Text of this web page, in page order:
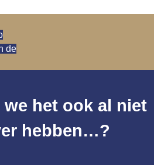
de
we het ook al niet
hebben…?